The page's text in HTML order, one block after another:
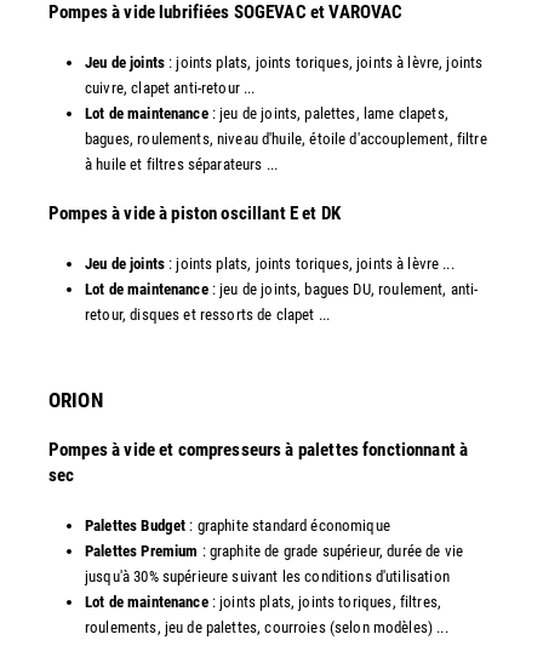
​Pompes à vide lubrifiées SOGEVAC et VAROVAC
Jeu de joints: joints plats, joints toriques, joints à lèvre, joints
cuivre, clapet anti-retour ...
Lot de maintenance: jeu de joints, palettes, lame clapets,
bagues, roulements, niveau d'huile, étoile d'accouplement, filtre
à huile et filtres séparateurs ...
​Pompes à vide à piston oscillant E et DK
Jeu de joints: joints plats, joints toriques, joints à lèvre ...
Lot de maintenance: jeu de joints, bagues DU, roulement, anti-
retour, disques et ressorts de clapet ...​
ORION
Pompes à vide et compresseurs à palettes fonctionnant à
sec
Palettes Budget : graphite standard économique
Palettes Premium : graphite de grade supérieur, durée de vie
jusqu'à 30% supérieure suivant les conditions d'utilisation
Lot de maintenance: joints plats, joints toriques, filtres,
roulements, jeu de palettes, courroies (selon modèles) ...​